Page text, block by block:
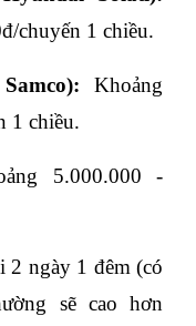
chuyến 1 chiều.
Khoảng
1 chiều.
5.000.000 -
ngày 1 đêm (có
sẽ cao hơn